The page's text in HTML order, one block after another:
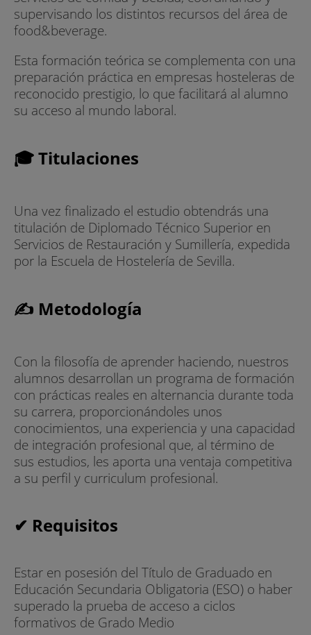
supervisando los distintos recursos del área de
food&beverage.
Esta formación teórica se complementa con una
preparación práctica en empresas hosteleras de
reconocido prestigio, lo que facilitará al alumno
su acceso al mundo laboral.
🎓 Titulaciones
Una vez finalizado el estudio obtendrás una
titulación de Diplomado Técnico Superior en
Servicios de Restauración y Sumillería, expedida
por la Escuela de Hostelería de Sevilla.
✍ Metodología
Con la filosofía de aprender haciendo, nuestros
alumnos desarrollan un programa de formación
con prácticas reales en alternancia durante toda
su carrera, proporcionándoles unos
conocimientos, una experiencia y una capacidad
de integración profesional que, al término de
sus estudios, les aporta una ventaja competitiva
a su perfil y curriculum profesional.
✔ Requisitos
Estar en posesión del Título de Graduado en
Educación Secundaria Obligatoria (ESO) o haber
superado la prueba de acceso a ciclos
formativos de Grado Medio